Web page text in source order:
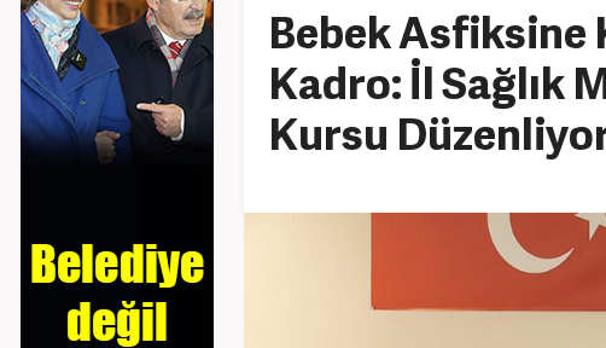
Bebek Asfiksine
Kadro: İl Sağlık
Kursu